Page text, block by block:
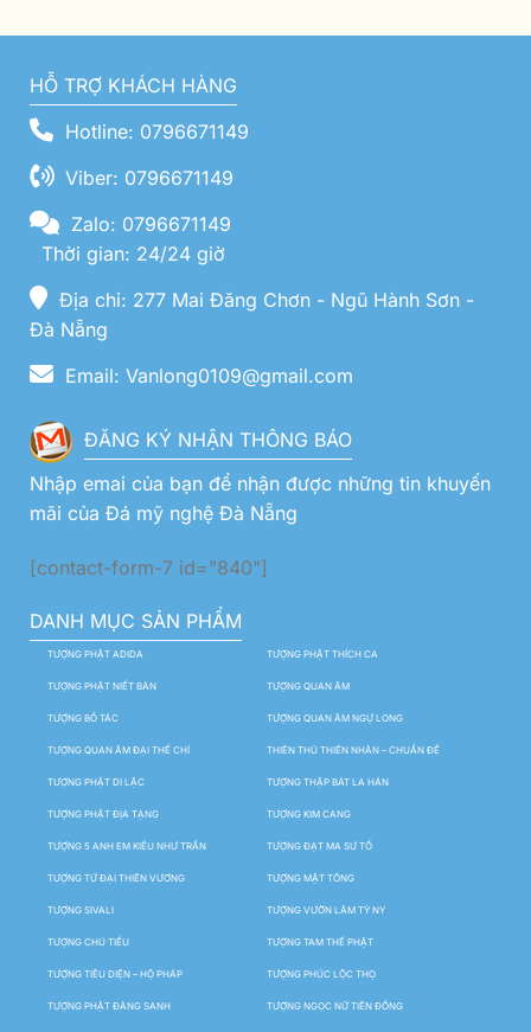
HỖ TRỢ KHÁCH HÀNG
Hotline: 0796671149
Viber: 0796671149
Zalo: 0796671149
Thời gian: 24/24 giờ
Địa chỉ: 277 Mai Đăng Chơn - Ngũ Hành Sơn -
Đà Nẵng
Email: Vanlong0109@gmail.com
ĐĂNG KÝ NHẬN THÔNG BÁO
Nhập emai của bạn để nhận được những tin khuyến
mãi của Đá mỹ nghệ Đà Nẵng
[contact-form-7 id="840"]
DANH MỤC SẢN PHẨM
TƯỢNG PHẬT ADIDA TƯỢNG PHẬT THÍCH CA
TƯỢNG PHẬT NIẾT BÀN TƯỢNG QUAN ÂM
TƯỢNG BỒ TÁC TƯỢNG QUAN ÂM NGỰ LONG
TƯỢNG QUAN ÂM ĐẠI THẾ CHÍ THIÊN THỦ THIÊN NHÃN – CHUẨN ĐỀ
TƯỢNG PHẬT DI LẶC TƯỢNG THẬP BÁT LA HÁN
TƯỢNG PHẬT ĐỊA TẠNG TƯỢNG KIM CANG
TƯỢNG 5 ANH EM KIỀU NHƯ TRẦN TƯỢNG ĐẠT MA SƯ TỔ
TƯỢNG TỨ ĐẠI THIÊN VƯƠNG TƯỢNG MẬT TÔNG
TƯỢNG SIVALI TƯỢNG VƯỜN LÂM TỲ NY
TƯỢNG CHÚ TIỂU TƯỢNG TAM THẾ PHẬT
TƯỢNG TIÊU DIỆN – HỘ PHÁP TƯỢNG PHÚC LỘC THỌ
TƯỢNG PHẬT ĐẢNG SANH TƯỢNG NGỌC NỮ TIÊN ĐỒNG